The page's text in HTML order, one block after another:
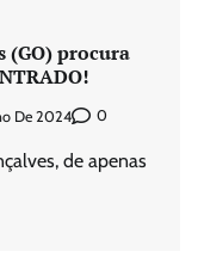
(GO) procura
De 2024 0
de apenas